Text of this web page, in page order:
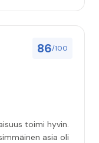
86/100
toimi hyvin.
asia oli